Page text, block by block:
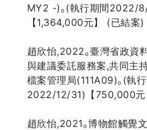
MY2 -)｡(執行期間2022/
【1,364,000元】 (已結案)
趙欣怡,2022｡臺灣省政資
與建議委託服務案,共同主
檔案管理局(111A09)｡(執
2022/12/31)【750,000元
趙欣怡,2021｡博物館觸覺